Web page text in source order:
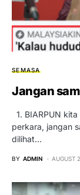
SEMASA
Jangan
1. BIARPUN
perkara, jangan
dilihat…
BY ADMIN AUGUST